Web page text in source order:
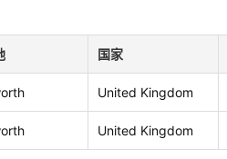
国家
United Kingdom
United Kingdom